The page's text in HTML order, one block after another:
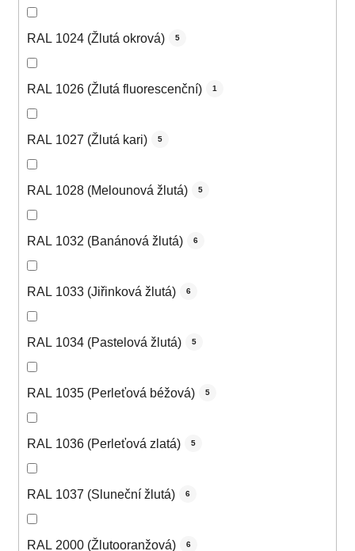
RAL 1024 (Žlutá okrová) 5
RAL 1026 (Žlutá fluorescenční) 1
RAL 1027 (Žlutá kari) 5
RAL 1028 (Melounová žlutá) 5
RAL 1032 (Banánová žlutá) 6
RAL 1033 (Jiřinková žlutá) 6
RAL 1034 (Pastelová žlutá) 5
RAL 1035 (Perleťová béžová) 5
RAL 1036 (Perleťová zlatá) 5
RAL 1037 (Sluneční žlutá) 6
RAL 2000 (Žlutooranžová) 6